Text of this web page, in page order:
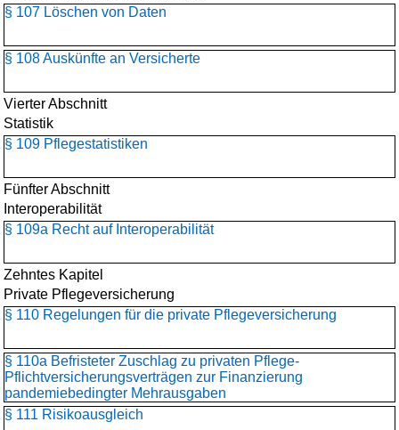
§ 107 Löschen von Daten
§ 108 Auskünfte an Versicherte
Vierter Abschnitt
Statistik
§ 109 Pflegestatistiken
Fünfter Abschnitt
Interoperabilität
§ 109a Recht auf Interoperabilität
Zehntes Kapitel
Private Pflegeversicherung
§ 110 Regelungen für die private Pflegeversicherung
§ 110a Befristeter Zuschlag zu privaten Pflege-
Pflichtversicherungsverträgen zur Finanzierung
pandemiebedingter Mehrausgaben
§ 111 Risikoausgleich